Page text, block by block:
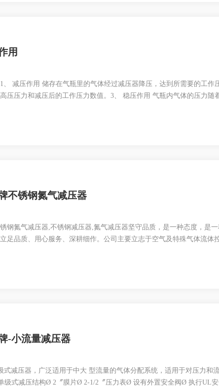
用
、 减压作用 储存在气瓶里的气体经过减压器降压，达到所需要的工作
压压力和减压后的工作压力数值。3、 稳压作用 气瓶内气体的压力随
压力的变化而变化。氧气减压器减压器的分类1、按高压气体对活门的
不锈钢氮气减压器
钢氮气减压器,不锈钢减压器,氮气减压器坚守品质，是一种态度，是
足品质、用心服务、深耕细作。公司主要立志于空气及特殊气体流体
压器,氦气减压器,氩气减压器,二氧化碳减压器生产厂家如有需求请联
-小流量减压器
式减压器，广泛适用于中大 型流量的气体分配系统，适用于对压力和
级式减压结构Ø 2〞膜片Ø 2-1/2〞压力表Ø 设有外置安全阀Ø 执行UL安